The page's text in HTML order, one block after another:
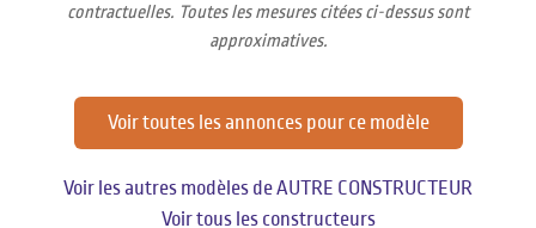
contractuelles. Toutes les mesures citées ci-dessus sont
approximatives.
Voir toutes les annonces pour ce modèle
Voir les autres modèles de AUTRE CONSTRUCTEUR
Voir tous les constructeurs